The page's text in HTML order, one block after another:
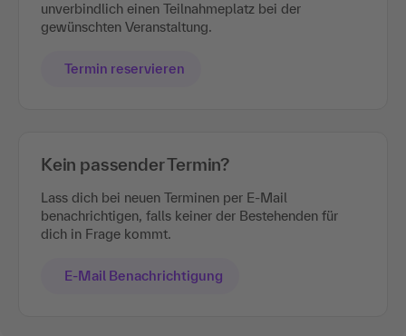
unverbindlich einen Teilnahmeplatz bei der
gewünschten Veranstaltung.
Termin reservieren
Kein passender Termin?
Lass dich bei neuen Terminen per E-Mail
benachrichtigen, falls keiner der Bestehenden für
dich in Frage kommt.
E-Mail Benachrichtigung